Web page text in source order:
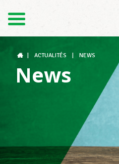
Structures syndicales
ACTUALITÉS NEWS
News